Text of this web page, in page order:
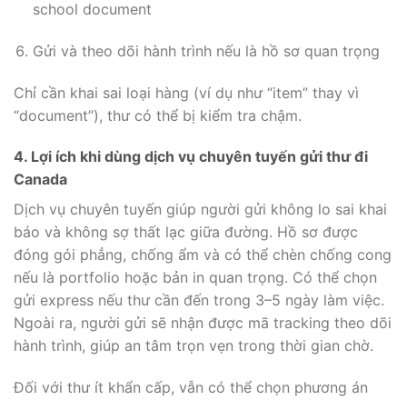
school document
Gửi và theo dõi hành trình nếu là hồ sơ quan trọng
Chỉ cần khai sai loại hàng (ví dụ như “item” thay vì
“document”), thư có thể bị kiểm tra chậm.
4. Lợi ích khi dùng dịch vụ chuyên tuyến gửi thư đi
Canada
Dịch vụ chuyên tuyến giúp người gửi không lo sai khai
báo và không sợ thất lạc giữa đường. Hồ sơ được
đóng gói phẳng, chống ẩm và có thể chèn chống cong
nếu là portfolio hoặc bản in quan trọng. Có thể chọn
gửi express nếu thư cần đến trong 3–5 ngày làm việc.
Ngoài ra, người gửi sẽ nhận được mã tracking theo dõi
hành trình, giúp an tâm trọn vẹn trong thời gian chờ.
Đối với thư ít khẩn cấp, vẫn có thể chọn phương án